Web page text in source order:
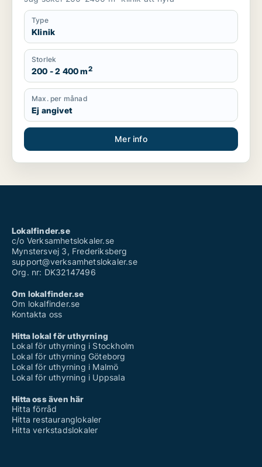
Type
Klinik
Storlek
200 - 2 400 m2
Max. per månad
Ej angivet
Mer info
Lokalfinder.se
c/o Verksamhetslokaler.se
Mynstersvej 3, Frederiksberg
support@verksamhetslokaler.se
Org. nr: DK32147496
Om lokalfinder.se
Om lokalfinder.se
Kontakta oss
Hitta lokal för uthyrning
Lokal för uthyrning i Stockholm
Lokal för uthyrning Göteborg
Lokal för uthyrning i Malmö
Lokal för uthyrning i Uppsala
Hitta oss även här
Hitta förråd
Hitta restauranglokaler
Hitta verkstadslokaler